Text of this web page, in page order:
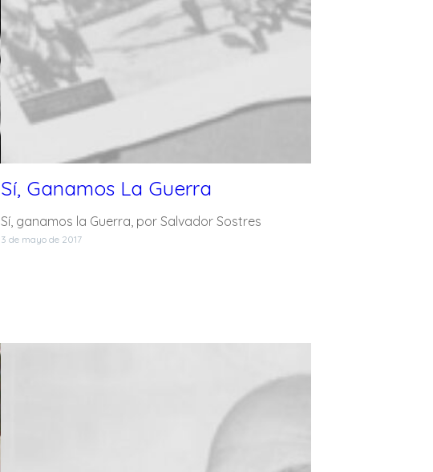
Sí, Ganamos La Guerra
Sí, ganamos la Guerra, por Salvador Sostres
3 de mayo de 2017